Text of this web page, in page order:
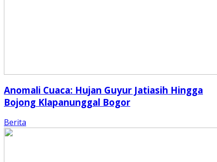
Anomali Cuaca: Hujan Guyur Jatiasih Hingga
Bojong Klapanunggal Bogor
Berita